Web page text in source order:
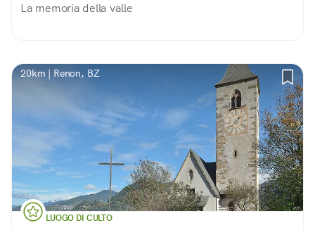
La memoria della valle
20km | Renon, BZ
LUOGO DI CULTO